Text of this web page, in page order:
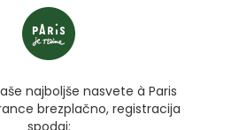
najboljše nasvete à Paris
brezplačno, registracija